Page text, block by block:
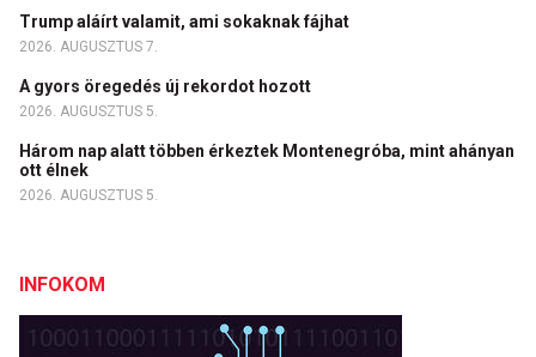
Trump aláírt valamit, ami sokaknak fájhat
2026. AUGUSZTUS 7.
A gyors öregedés új rekordot hozott
2026. AUGUSZTUS 5.
Három nap alatt többen érkeztek Montenegróba, mint ahányan
ott élnek
2026. AUGUSZTUS 5.
INFOKOM